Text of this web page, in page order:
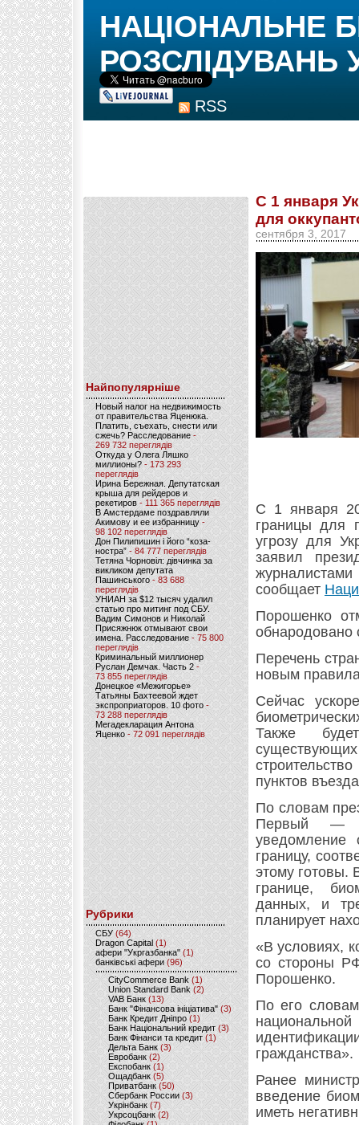
RSS
НАЦІОНАЛЬНЕ
РОЗСЛІДУВАНЬ
Найпопулярніше
Новый налог на недвижимость
от правительства Яценюка.
Платить, съехать, снести или
сжечь? Расследование-
269 732 переглядів
Откуда у Олега Ляшко
миллионы? - 173 293
переглядів
Ирина Бережная. Депутатская
крыша для рейдеров и
рекетиров - 111 365 переглядів
В Амстердаме поздравляли
Акимову и ее избранницу -
98 102 переглядів
Дон Пилипишин і його “коза-
ностра” - 84 777 переглядів
Тетяна Чорновіл: дівчинка за
викликом депутата
Пашинського- 83 688
переглядів
УНИАН за $12 тысяч удалил
статью про митинг под СБУ.
Вадим Симонов и Николай
Присяжнюк отмывают свои
имена. Расследование - 75 800
переглядів
Криминальный миллионер
Руслан Демчак. Часть 2-
73 855 переглядів
Донецкое «Межигорье»
Татьяны Бахтеевой ждет
экспроприаторов. 10 фото -
73 288 переглядів
Мегадекларация Антона
Яценко - 72 091 переглядів
Рубрики
CБУ (64)
Dragon Capital (1)
афери "Укргазбанка" (1)
банківські афери (96)
CityCommerce Bank (1)
Union Standard Bank (2)
VAB Банк (13)
Банк "Фінансова ініціатива" (3)
Банк Кредит Дніпро (1)
Банк Національний кредит (3)
Банк Фінанси та кредит (1)
Дельта Банк (3)
Евробанк(2)
Експобанк (1)
Ощадбанк(5)
Приватбанк (50)
Сбербанк России (3)
Укрінбанк(7)
Укрсоцбанк (2)
С 1 января
для
сентября 3, 2017
С 1 января
границы для
угрозу для
заявил
журналистами
сообщает
Порошенко
Перечень
новым
Сейчас
Также
пунктов
По словам
Первый —
уведомление
границу,
этому готовы.
границе,
данных, и
планирует
«В условиях,
со стороны
Порошенко.
По его
гражданства».
Ранее
введение
иметь